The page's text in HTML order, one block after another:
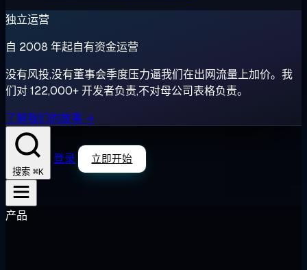
独立运营
自 2008 年起自有资金运营
没有风投,没有董事会季度压力逼我们在出网流量上加价。我
们对 122,000+ 开发者负责,不对母公司表格负责。
了解我们的故事 →
搜索 ⌘K
登录 立即开始
产品